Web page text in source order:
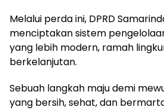
Melalui perda ini, DPRD
menciptakan sistem
yang lebih modern, ramah
berkelanjutan.
Sebuah langkah maju demi
yang bersih, sehat, dan